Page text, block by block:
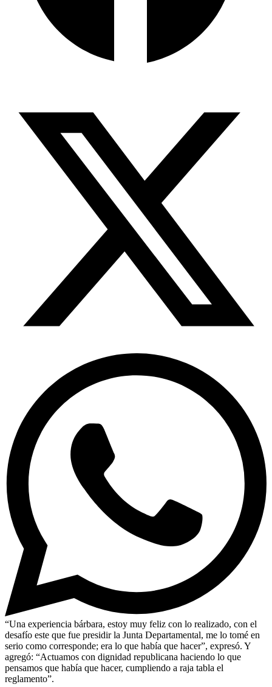
“Una experiencia bárbara, estoy muy feliz con lo realizado, con el
desafío este que fue presidir la Junta Departamental, me lo tomé en
serio como corresponde; era lo que había que hacer”, expresó. Y
agregó: “Actuamos con dignidad republicana haciendo lo que
pensamos que había que hacer, cumpliendo a raja tabla el
reglamento”.